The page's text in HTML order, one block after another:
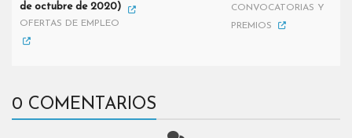
de octubre de 2020)
OFERTAS DE EMPLEO
CONVOCATORIAS Y
PREMIOS
0 COMENTARIOS